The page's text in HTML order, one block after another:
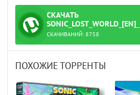
СКАЧАТЬ
ТОРРЕНТ
СКАЧИВАНИЙ: 8758
ПОХОЖИЕ ТОРРЕНТЫ